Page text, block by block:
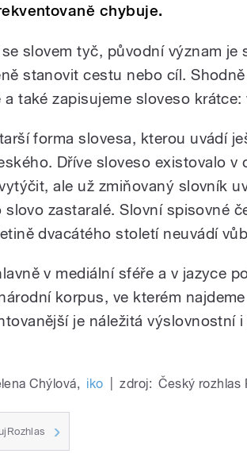
chybuje.
slovem tyč, původní význam je
stanovit cestu nebo cíl.
také zapisujeme sloveso
forma slovesa, kterou uvádí
Dříve sloveso existovalo v
ale už zmiňovaný slovník
slovo zastaralé. Slovní spisovné
dvacátého století neuvádí
v mediální sféře a v jazyce
korpus, ve kterém
je náležitá výslovnostní
Chýlová, iko zdroj: Český rozhlas